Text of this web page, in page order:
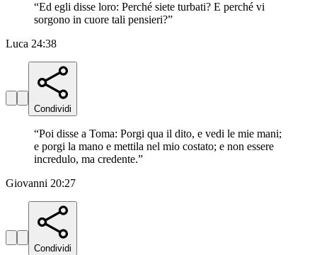
“Ed egli disse loro: Perché siete turbati? E perché vi
sorgono in cuore tali pensieri?”
Luca 24:38
Condividi
“Poi disse a Toma: Porgi qua il dito, e vedi le mie mani;
e porgi la mano e mettila nel mio costato; e non essere
incredulo, ma credente.”
Giovanni 20:27
Condividi